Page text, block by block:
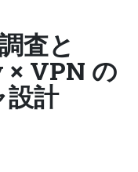
査と
VPN の
設計